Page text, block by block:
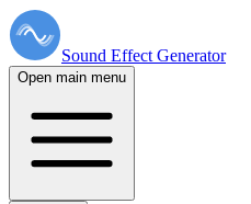
Sound Effect Generator
Open main menu